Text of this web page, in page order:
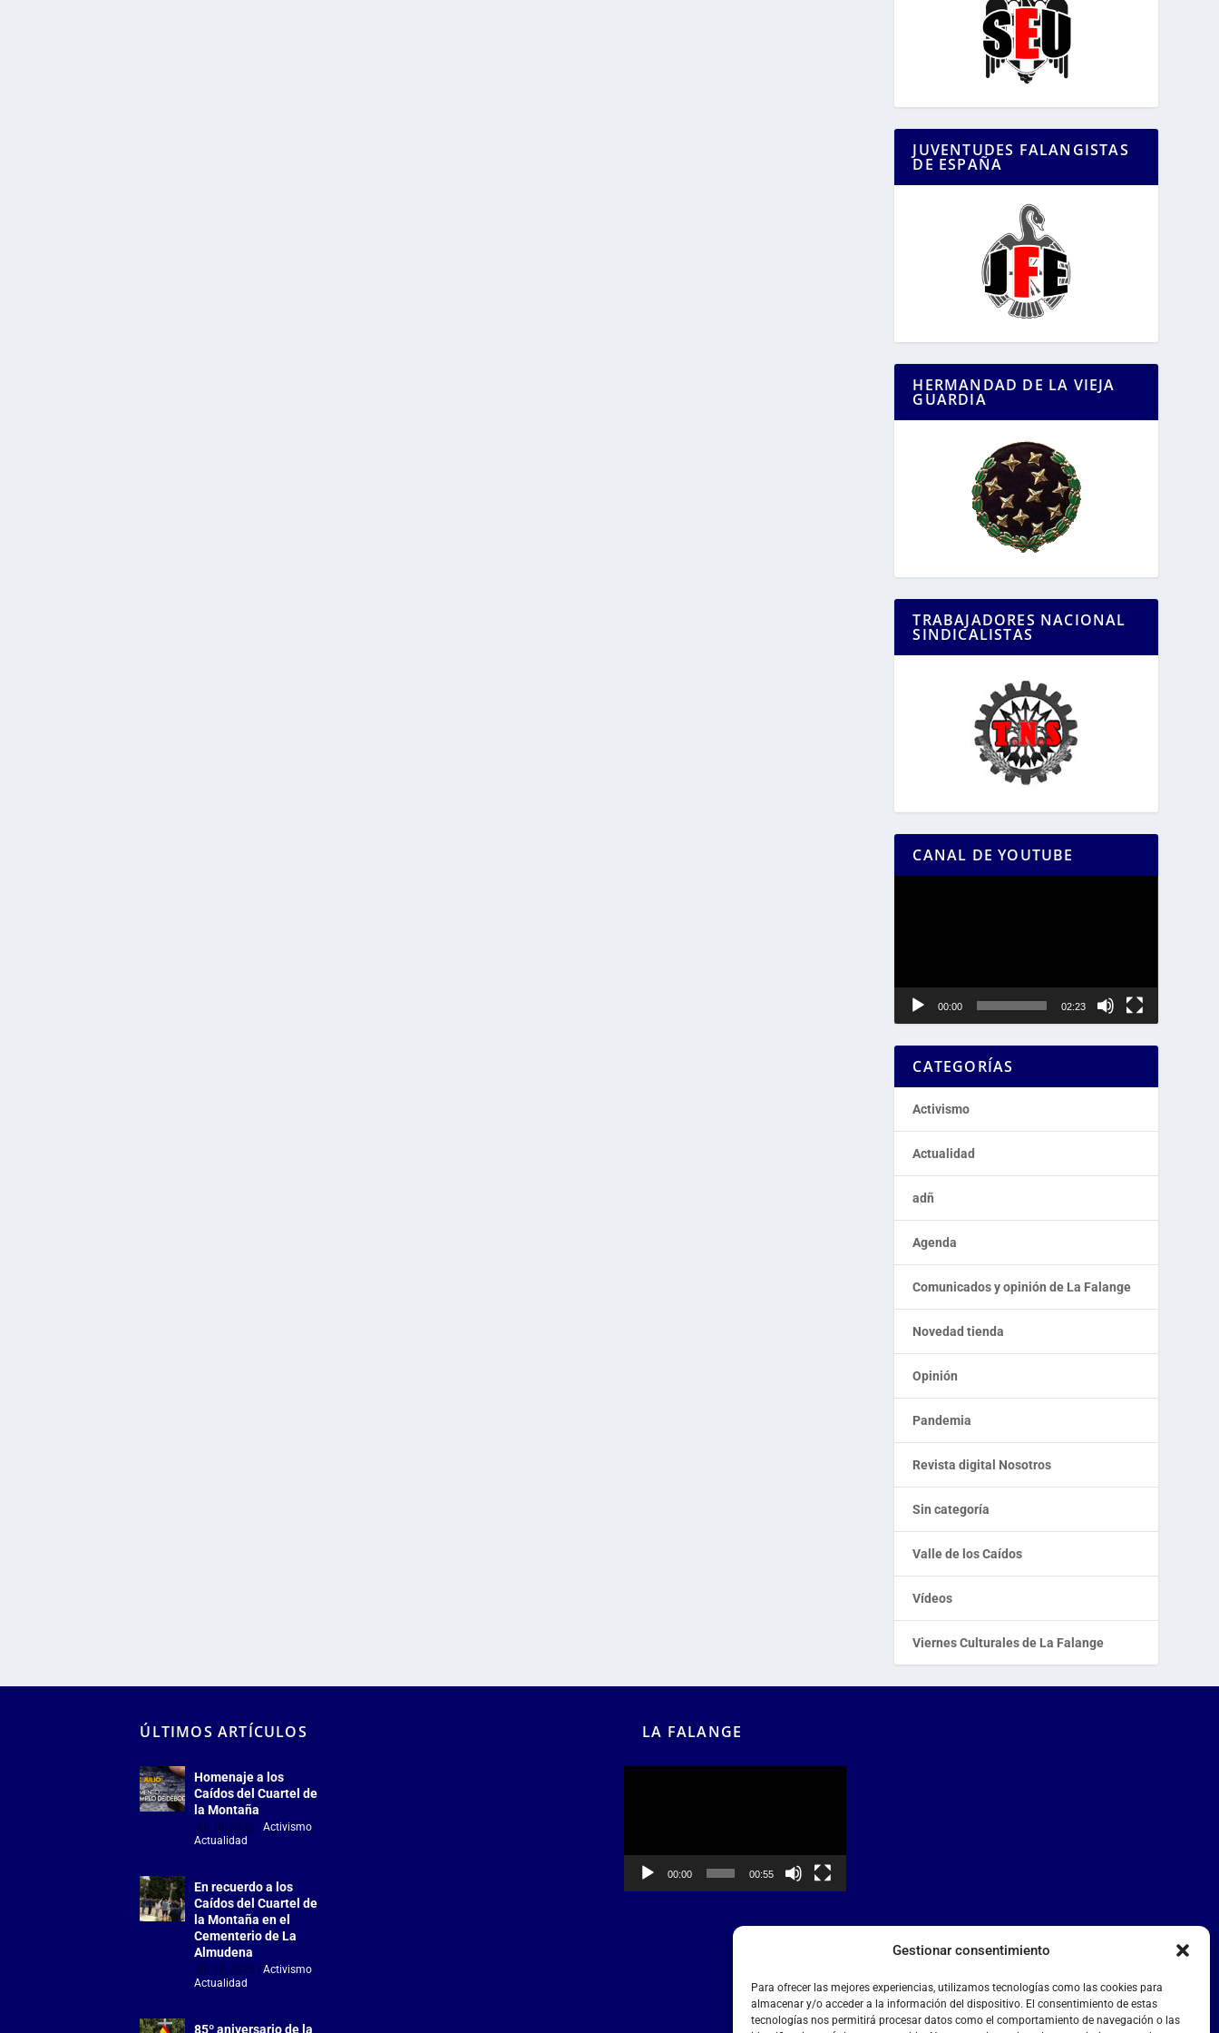
Gestionar consentimiento
Para ofrecer las mejores experiencias, utilizamos tecnologías como las cookies para
almacenar y/o acceder a la información del dispositivo. El consentimiento de estas
tecnologías nos permitirá procesar datos como el comportamiento de navegación o las
JUVENTUDES FALANGISTAS
DE ESPAÑA
HERMANDAD DE LA VIEJA
GUARDIA
TRABAJADORES NACIONAL
SINDICALISTAS
CANAL DE YOUTUBE
00:00 02:23
CATEGORÍAS
Activismo
Actualidad
adñ
Agenda
Comunicados y opinión de La Falange
Novedad tienda
Opinión
Pandemia
Revista digital Nosotros
Sin categoría
Valle de los Caídos
Vídeos
Viernes Culturales de La Falange
ÚLTIMOS ARTÍCULOS
Homenaje a los
Caídos del Cuartel de
la Montaña
Jul 18, 2026 |Activismo,
Actualidad
En recuerdo a los
Caídos del Cuartel de
la Montaña en el
Cementerio de La
Almudena
Jul 18, 2026 |Activismo,
Actualidad
85º aniversario de la
LA FALANGE
00:00 00:55